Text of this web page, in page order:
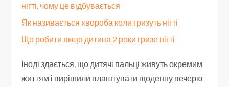
нігті, чому це відбувається
Як називається хвороба коли гризуть нігті
Що робити якщо дитина 2 роки гризе нігті
Іноді здається, що дитячі пальці живуть окремим
життям і вирішили влаштувати щоденну вечерю